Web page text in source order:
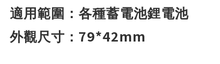
適用範圍：各種蓄電池鋰電池
外觀尺寸： 79*42mm